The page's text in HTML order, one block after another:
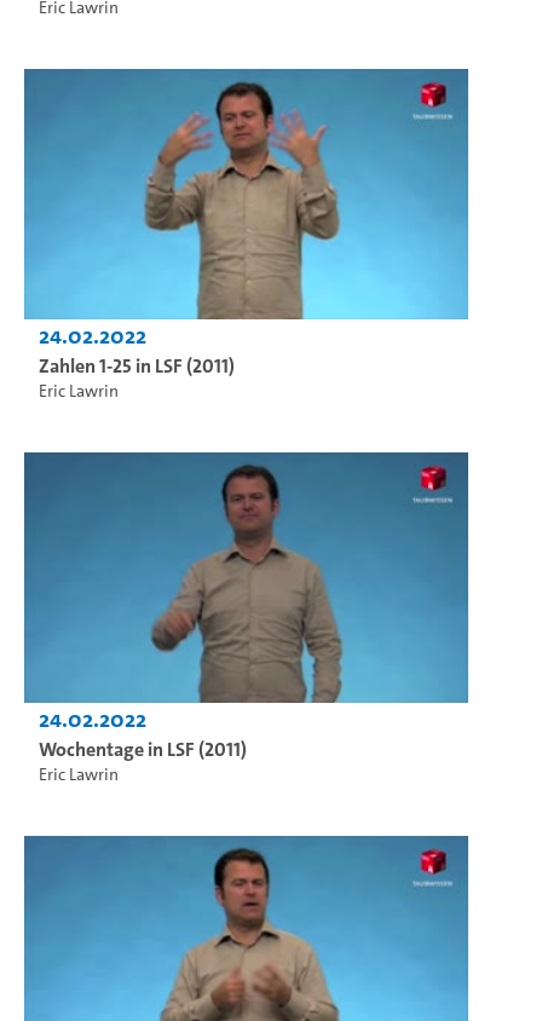
Eric Lawrin
24.02.2022
Zahlen 1-25 in LSF (2011)
Eric Lawrin
24.02.2022
Wochentage in LSF (2011)
Eric Lawrin